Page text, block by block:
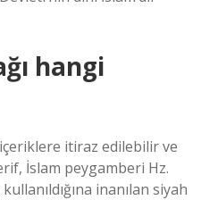
hangi
itiraz edilebilir ve
İslam peygamberi Hz.
inanılan siyah